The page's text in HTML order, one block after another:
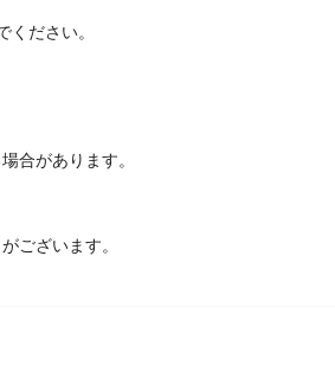
ださい。
合があります。
ございます。